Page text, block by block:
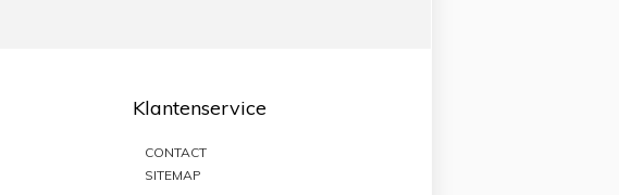
Klantenservice
CONTACT
SITEMAP